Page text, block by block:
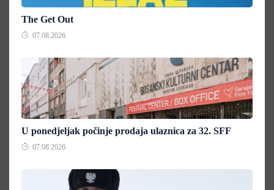
The Get Out
07.08.2026.
U ponedjeljak počinje prodaja ulaznica za 32. SFF
07.08.2026.